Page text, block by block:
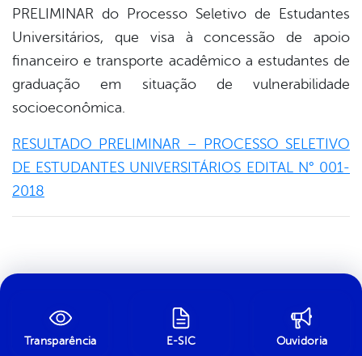
PRELIMINAR do Processo Seletivo de Estudantes
Universitários, que visa à concessão de apoio
financeiro e transporte acadêmico a estudantes de
graduação em situação de vulnerabilidade
socioeconômica.
RESULTADO PRELIMINAR – PROCESSO SELETIVO
DE ESTUDANTES UNIVERSITÁRIOS EDITAL N° 001-
2018
Transparência E-SIC Ouvidoria